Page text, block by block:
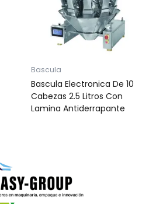
Bascula
Bascula Electronica De 10
Cabezas 2.5 Litros Con
Lamina Antiderrapante